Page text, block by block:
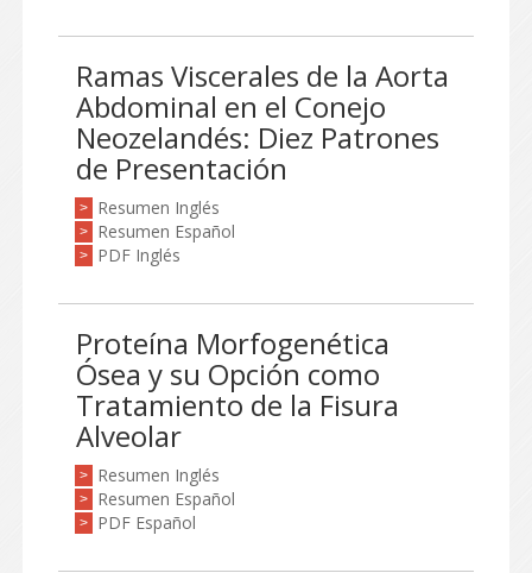
Ramas Viscerales de la Aorta
Abdominal en el Conejo
Neozelandés: Diez Patrones
de Presentación
> Resumen Inglés
> Resumen Español
> PDF Inglés
Proteína Morfogenética
Ósea y su Opción como
Tratamiento de la Fisura
Alveolar
> Resumen Inglés
> Resumen Español
> PDF Español